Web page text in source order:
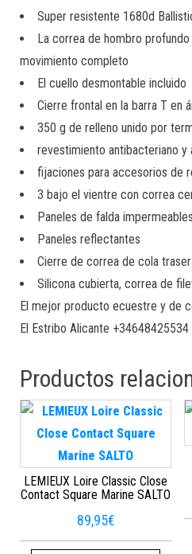
Super resistente 1680d
La correa de hombro
movimiento completo
El cuello desmontable incluido
Cierre frontal en la barra T en
350 g de relleno unido por
revestimiento antibacteriano
fijaciones para accesorios de
3 bajo el vientre con correa
Paneles de falda impermeables
Paneles reflectantes
Cierre de correa de cola
Silicona cubierta, correa de
El mejor producto ecuestre y de
El Estribo Alicante +34648425534
Productos
LEMIEUX Loire Classic Close
Contact Square Marine SALTO
89,95€